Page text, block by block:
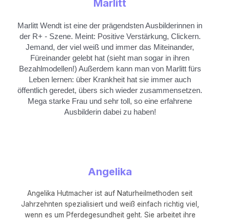
Marlitt
Marlitt Wendt ist eine der prägendsten Ausbilderinnen in
der R+ - Szene. Meint: Positive Verstärkung, Clickern.
Jemand, der viel weiß und immer das Miteinander,
Füreinander gelebt hat (sieht man sogar in ihren
Bezahlmodellen!) Außerdem kann man von Marlitt fürs
Leben lernen: über Krankheit hat sie immer auch
öffentlich geredet, übers sich wieder zusammensetzen.
Mega starke Frau und sehr toll, so eine erfahrene
Ausbilderin dabei zu haben!
Angelika
Angelika Hutmacher ist auf Naturheilmethoden seit
Jahrzehnten spezialisiert und weiß einfach richtig viel,
wenn es um Pferdegesundheit geht. Sie arbeitet ihre